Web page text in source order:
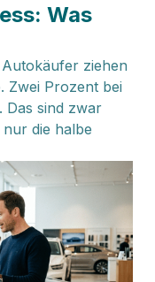
Was
ziehen
Zwei Prozent bei
Das sind zwar
die halbe